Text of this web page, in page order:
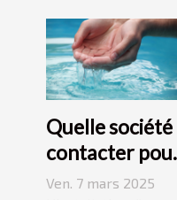
Quelle société
contacter
l'installation
Ven. 7 mars 2025